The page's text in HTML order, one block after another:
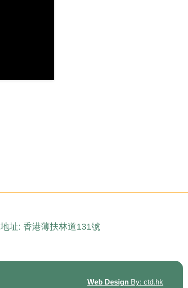
地址: 香港薄扶林道131號
Web Design By: ctd.hk